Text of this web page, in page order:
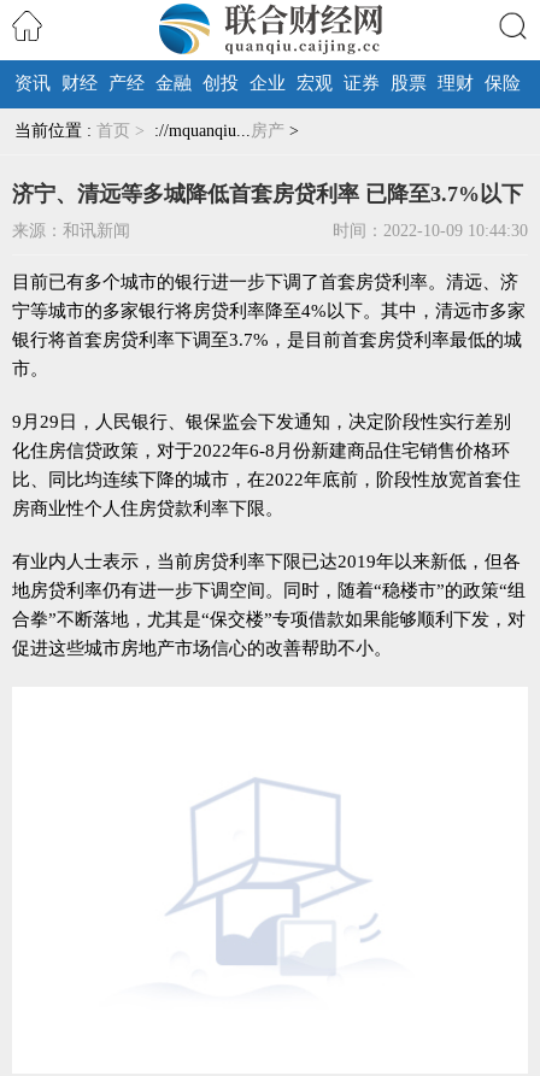
搜索
资讯 财经 产经 金融 创投 企业 宏观 证券 股票 理财 保险
当前位置 : 首页 > ://mquanqiu... 房产 >
济宁、清远等多城降低首套房贷利率 已降至3.7%以下
来源：和讯新闻 时间：2022-10-09 10:44:30
目前已有多个城市的银行进一步下调了首套房贷利率。清远、济
宁等城市的多家银行将房贷利率降至4%以下。其中，清远市多家
银行将首套房贷利率下调至3.7%，是目前首套房贷利率最低的城
市。
9月29日，人民银行、银保监会下发通知，决定阶段性实行差别
化住房信贷政策，对于2022年6-8月份新建商品住宅销售价格环
比、同比均连续下降的城市，在2022年底前，阶段性放宽首套住
房商业性个人住房贷款利率下限。
有业内人士表示，当前房贷利率下限已达2019年以来新低，但各
地房贷利率仍有进一步下调空间。同时，随着“稳楼市”的政策“组
合拳”不断落地，尤其是“保交楼”专项借款如果能够顺利下发，对
促进这些城市房地产市场信心的改善帮助不小。